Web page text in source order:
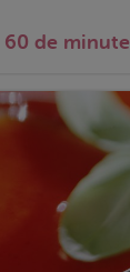
60 de minute